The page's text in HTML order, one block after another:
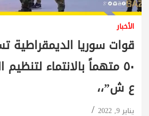
الأخبار
قوات سوريا الديمقراطية
٥٠ متهماً بالانتماء
ع ش”،،
يناير 9, 2022